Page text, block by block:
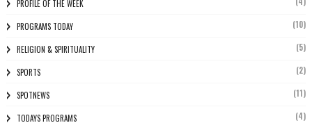
PROFILE OF THE WEEK
PROGRAMS TODAY (10)
RELIGION & SPIRITUALITY (5)
SPORTS (2)
SPOTNEWS (11)
TODAYS PROGRAMS (4)